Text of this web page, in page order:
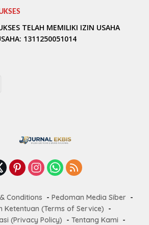
TELAH MEMILIKI IZIN USAHA
1311250051014
Conditions
Pedoman Media Siber
Ketentuan (Terms of Service)
(Privacy Policy)
Tentang Kami